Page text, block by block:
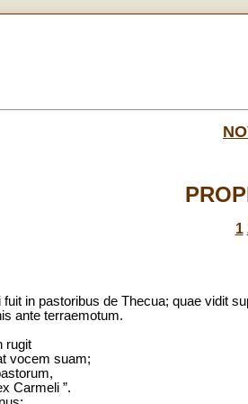
1
fuit in pastoribus de Thecua; quae vidit
ante terraemotum.
rugit
vocem suam;
Carmeli ”.